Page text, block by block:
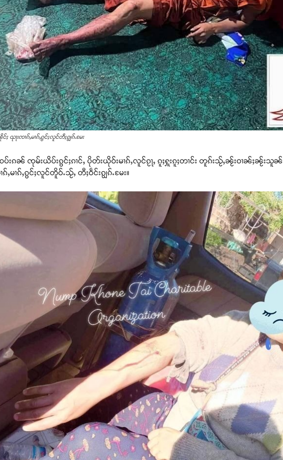
ၺႃးၸၢၵ်ႇမၢၵ်ႇၵွင်ႈလူင်တီႈၵျွၵ်ႉမႄး
ထပ်းၵၼ် ၸုမ်းယိပ်းၵွင်ႈၵၢင်ႇ ပိုတ်းယိုဝ်းမၢၵ်ႇလူင်ၵႂႃႇ ၵူႈႁူးၵူႈတၢင်း တူၵ်းသႂ်ႇၼႂ်းဝၢၼ်ႈ
ႇမၢၵ်ႇၵွင်ႈလူင်တိူဝ်ႉသႂ်ႇ တီႈဝဵင်းၵျွၵ်ႉမႄး။